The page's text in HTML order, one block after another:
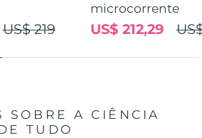
US$ 219
microcorrente
US$ 212,29
SOBRE A CIÊNCIA
TUDO